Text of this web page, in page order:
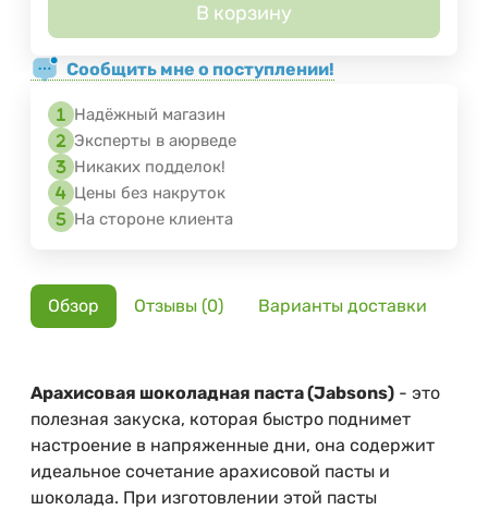
В корзину
Сообщить мне о поступлении!
Надёжный магазин
Эксперты в аюрведе
Никаких подделок!
Цены без накруток
На стороне клиента
Обзор Отзывы (0) Варианты доставки
Арахисовая шоколадная паста (Jabsons) - это
полезная закуска, которая быстро поднимет
настроение в напряженные дни, она содержит
идеальное сочетание арахисовой пасты и
шоколада. При изготовлении этой пасты